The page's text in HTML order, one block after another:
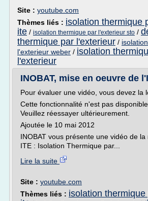
Site : youtube.com
Thèmes liés : isolation thermique
ite / isolation thermique par l'exterieur sto /
thermique par l'exterieur /
l'exterieur weber / isolation
l'exterieur
INOBAT, mise en oeuvre de
Pour évaluer une vidéo, vous devez la
Cette fonctionnalité n'est pas
Veuillez réessayer ultérieurement.
Ajoutée le 10 mai 2012
INOBAT vous présente une vidéo de
ITE : Isolation Thermique par...
Lire la suite
Site : youtube.com
Thèmes liés : isolation